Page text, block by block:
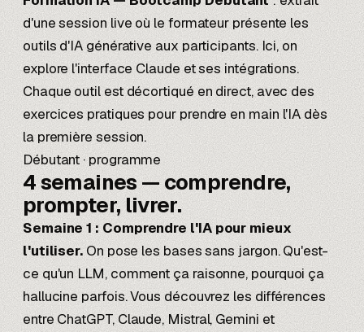
d'une session live où le formateur présente les
outils d'IA générative aux participants. Ici, on
explore l'interface Claude et ses intégrations.
Chaque outil est décortiqué en direct, avec des
exercices pratiques pour prendre en main l'IA dès
la première session.
Débutant · programme
4 semaines —comprendre,
prompter, livrer.
Semaine 1 : Comprendre l'IA pour mieux
l'utiliser.On pose les bases sans jargon. Qu'est-
ce qu'un LLM, comment ça raisonne, pourquoi ça
hallucine parfois. Vous découvrez les différences
entre ChatGPT, Claude, Mistral,Geminiet